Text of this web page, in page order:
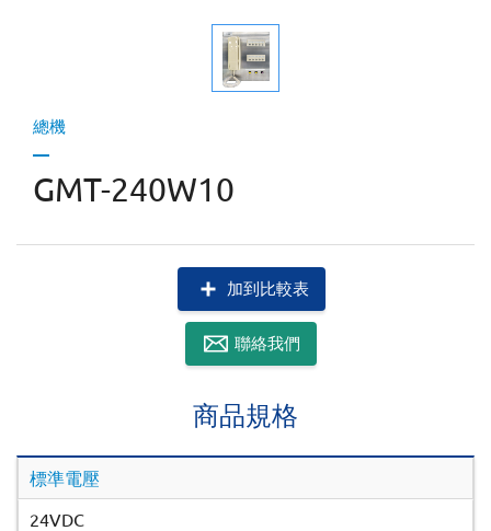
總機
GMT-240W10
加到比較表
聯絡我們
商品規格
標準電壓
24VDC